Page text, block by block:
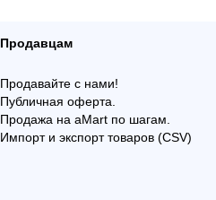
Продавцам
Продавайте с нами!
Публичная оферта.
Продажа на aMart по шагам.
Импорт и экспорт товаров (CSV)